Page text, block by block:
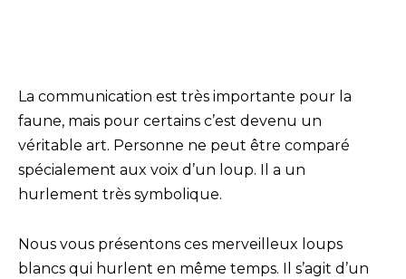
La communication est très importante pour la
faune, mais pour certains c’est devenu un
véritable art. Personne ne peut être comparé
spécialement aux voix d’un loup. Il a un
hurlement très symbolique.
Nous vous présentons ces merveilleux loups
blancs qui hurlent en même temps. Il s’agit d’un